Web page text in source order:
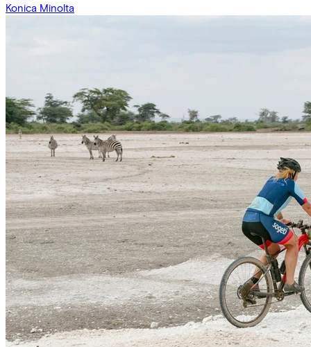
Konica Minolta